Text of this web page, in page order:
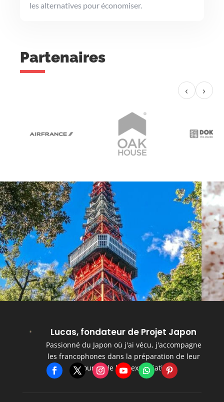
les alternatives pour économiser.
Partenaires
‹ ›
Lucas, fondateur de Projet Japon
Passionné du Japon où j'ai vécu, j'accompagne
les francophones dans la préparation de leur
séjour et de leur expatriation.